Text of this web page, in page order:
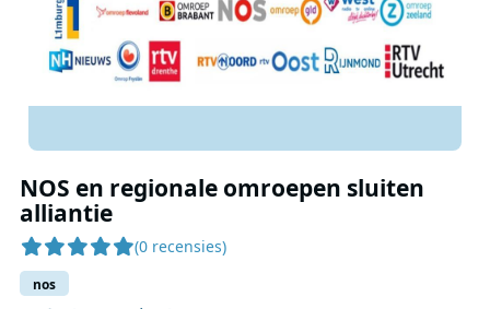
NOS en regionale omroepen sluiten
alliantie
(0 recensies)
nos